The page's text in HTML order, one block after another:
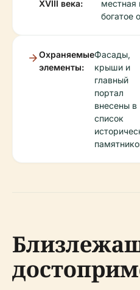
XVIII века:
местная
богатое
Охраняемые
элементы:
Фасады,
крыши и
главный
портал
внесены в
список